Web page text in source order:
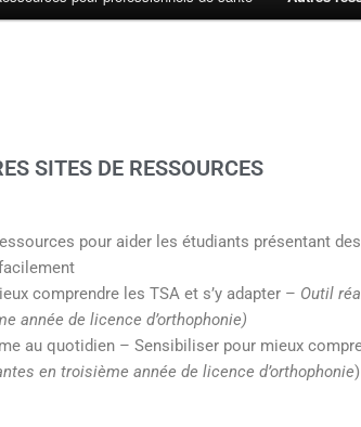
SITES DE RESSOURCES
pour aider les étudiants présentant
comprendre les TSA et s’y adapter – Outil
année de licence d’orthophonie)
au quotidien – Sensibiliser pour mieux
en troisième année de licence d’orthophonie)